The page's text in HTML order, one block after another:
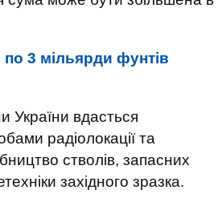
по 3 мільярди фунтів
України вдасться
радіолокації та
стволів, запасних
західного зразка.